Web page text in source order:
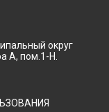
округ
А, пом.1-Н.